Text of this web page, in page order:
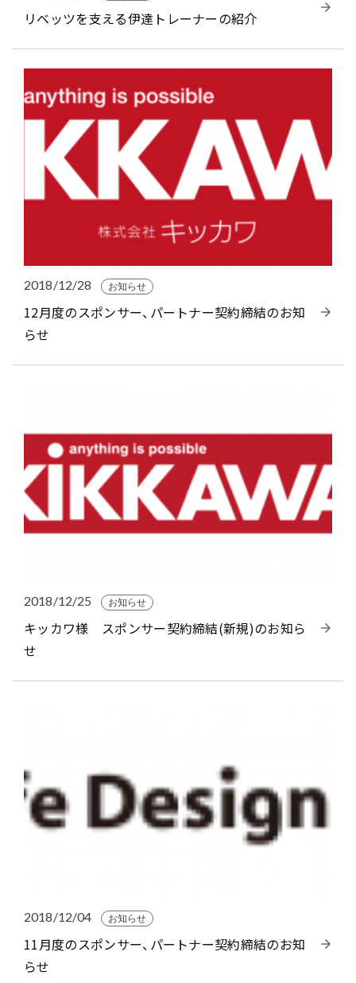
リベッツを支える伊達トレーナーの紹介
2018/12/28 お知らせ
12月度のスポンサー、パートナー契約締結のお知
らせ
2018/12/25 お知らせ
キッカワ様 スポンサー契約締結(新規)のお知ら
せ
2018/12/04 お知らせ
11月度のスポンサー、パートナー契約締結のお知
らせ